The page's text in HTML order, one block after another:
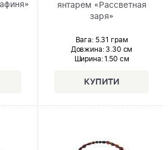
янтарем «Рассветная
заря»
Вага: 5.31 грам
Довжина:3.30 см
Ширина: 1.50 см